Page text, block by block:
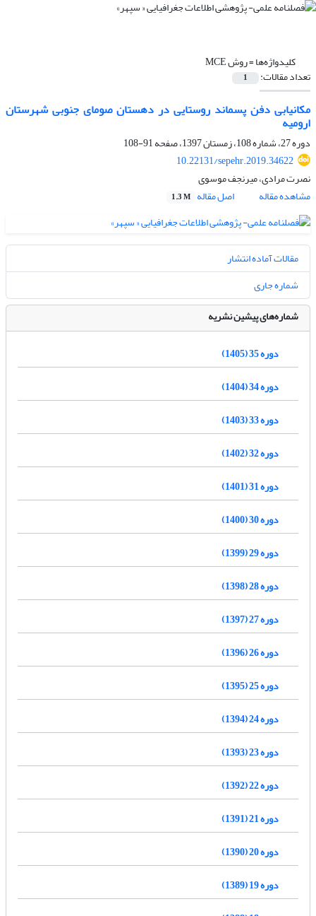
کلیدواژه‌ها =روش MCE
تعداد مقالات: 1
مکانیابی دفن پسماند روستایی در دهستان صومای جنوبی شهرستان
ارومیه
دوره 27، شماره 108، زمستان 1397، صفحه
91-108
10.22131/sepehr.2019.34622
نصرت مرادی، میرنجف موسوی
مشاهده مقاله
اصل مقاله 1.3 M
مقالات آماده انتشار
شماره جاری
شماره‌های پیشین نشریه
دوره 35 (1405)
دوره 34 (1404)
دوره 33 (1403)
دوره 32 (1402)
دوره 31 (1401)
دوره 30 (1400)
دوره 29 (1399)
دوره 28 (1398)
دوره 27 (1397)
دوره 26 (1396)
دوره 25 (1395)
دوره 24 (1394)
دوره 23 (1393)
دوره 22 (1392)
دوره 21 (1391)
دوره 20 (1390)
دوره 19 (1389)